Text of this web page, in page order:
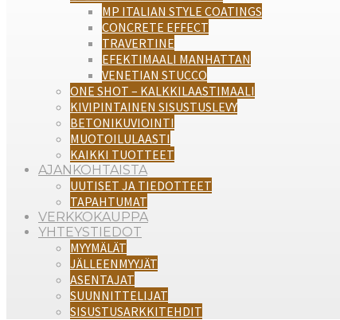
MP ITALIAN STYLE COATINGS
CONCRETE EFFECT
TRAVERTINE
EFEKTIMAALI MANHATTAN
VENETIAN STUCCO
ONE SHOT – KALKKILAASTIMAALI
KIVIPINTAINEN SISUSTUSLEVY
BETONIKUVIOINTI
MUOTOILULAASTI
KAIKKI TUOTTEET
AJANKOHTAISTA
UUTISET JA TIEDOTTEET
TAPAHTUMAT
VERKKOKAUPPA
YHTEYSTIEDOT
MYYMÄLÄT
JÄLLEENMYYJÄT
ASENTAJAT
SUUNNITTELIJAT
SISUSTUSARKKITEHDIT